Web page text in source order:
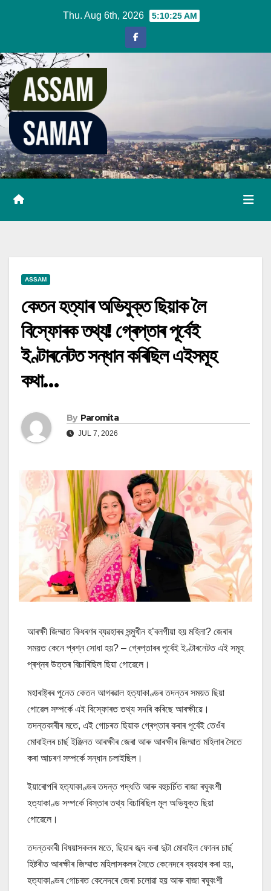
Thu. Aug 6th, 2026 5:10:26 AM
ASSAM
কেতন হত্যাৰ অভিযুক্ত ছিয়াক লৈ
বিস্ফোৰক তথ্য! গ্ৰেপ্তাৰ পূৰ্বেই
ইণ্টাৰনেটত সন্ধান কৰিছিল এইসমূহ
কথা…
By Paromita
JUL 7, 2026
আৰক্ষী জিম্মাত কিধৰণৰ ব্যৱহাৰৰ সন্মুখীন হ’বলগীয়া হয় মহিলা? জেৰাৰ
সময়ত কেনে প্ৰশ্ন সোধা হয়? – গ্ৰেপ্তাৰৰ পূৰ্বেই ইণ্টাৰনেটত এই সমূহ
প্ৰশ্নৰ উত্তৰ বিচাৰিছিল ছিয়া গোৱেলে।
মহাৰাষ্ট্ৰৰ পুনেত কেতন আগৰৱাল হত্যাকাণ্ডৰ তদন্তৰ সময়ত ছিয়া
গোৱেল সম্পৰ্কে এই বিস্ফোৰত তথ্য সদৰি কৰিছে আৰক্ষীয়ে।
তদন্তকাৰীৰ মতে, এই গোচৰত ছিয়াক গ্ৰেপ্তাৰ কৰাৰ পূৰ্বেই তেওঁৰ
মোবাইলৰ চাৰ্ছ ইঞ্জিনত আৰক্ষীৰ জেৰা আৰু আৰক্ষীৰ জিম্মাত মহিলাৰ সৈতে
কৰা আচৰণ সম্পৰ্কে সন্ধান চলাইছিল।
ইয়াৰোপৰি হত্যাকাণ্ডৰ তদন্ত পদ্ধতি আৰু বহুচৰ্চিত ৰাজা ৰঘুবংশী
হত্যাকাণ্ড সম্পৰ্কে বিস্তাৰ তথ্য বিচাৰিছিল মূল অভিযুক্ত ছিয়া
গোৱেলে।
তদন্তকাৰী বিষয়াসকলৰ মতে, ছিয়াৰ জব্দ কৰা দুটা মোবাইল ফোনৰ চাৰ্ছ
হিষ্টৰীত আৰক্ষীৰ জিম্মাত মহিলাসকলৰ সৈতে কেনেদৰে ব্যৱহাৰ কৰা হয়,
হত্যাকাণ্ডৰ গোচৰত কেনেদৰে জেৰা চলোৱা হয় আৰু ৰাজা ৰঘুবংশী